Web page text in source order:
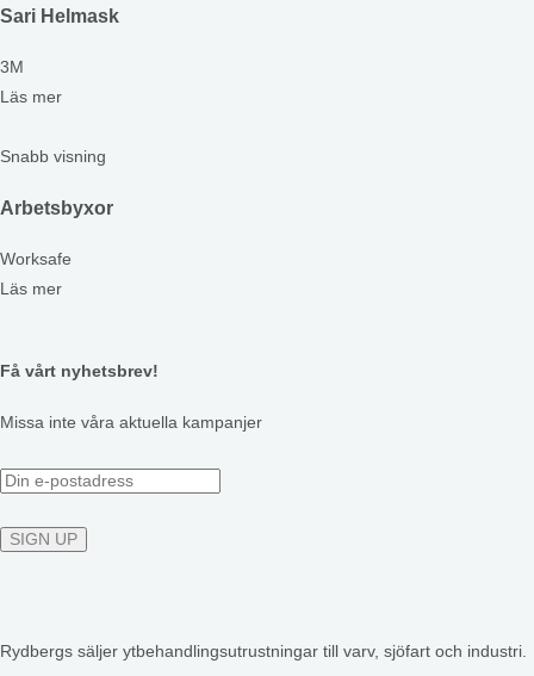
Sari Helmask
3M
Läs mer
Snabb visning
Arbetsbyxor
Worksafe
Läs mer
Få vårt nyhetsbrev!
Missa inte våra aktuella kampanjer
Rydbergs säljer ytbehandlingsutrustningar till varv, sjöfart och industri.